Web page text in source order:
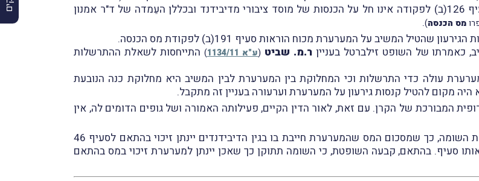
), הובעו בספרות דעות אחרות לפיהן סעיף 126(ב) לפקודה אינו חל על הכנסות של מוסד ציבורי מדיבידנד ובכללן העֵמדה של ד"ר אמנון
מס הכנסה)
.
המשיב על המערערת מכוח הוראות סעיף 191(ב) לפקודת מס הכנסה.
כאמרתו של השופט זילברטל בעניין ר.מ. שביט (ע"א 1134/11 ) התייחסות לשאלת ההתרשלות
עולה כדי התרשלות וכי המחלוקת בין המערערת לבין המשיב היא מחלוקת כנה הנובעת
מקום להטיל קנסות גירעון על המערערת וערעורה בעניין זה מתקבל.
המבורכת של הקרן. עם זאת, לאור הדין הקיים, פעילותה האמורה ושל גופים הדומים לה, אין
עוד הוסיפה השופטת מרים לומפ, כי המשיב ציין שיש לתקן את השומה, כך שמסכום המס שהמערערת חייבת בו בגין הדיבידנדים יינתן זיכוי בהתאם לסעיף 46
סעיף. בהתאם, קבעה השופטת, כי השומה תתוקן כך שאכן יינתן למערערת זיכוי במס בהתאם